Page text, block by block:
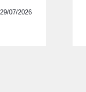
29/07/2026